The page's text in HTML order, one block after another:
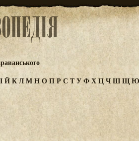
ІЙКЛМНОПРС ТУФХЦЧШЩЮ